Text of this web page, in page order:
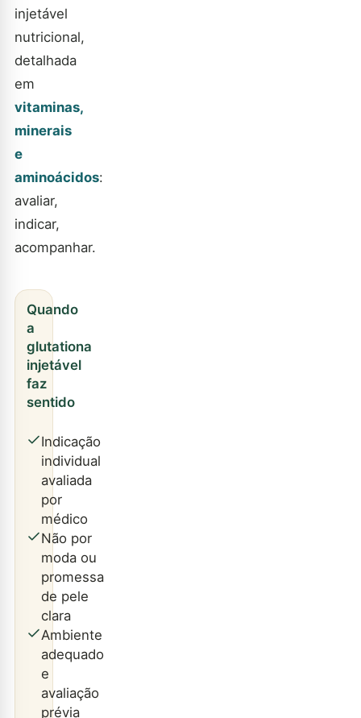
injetável
nutricional,
detalhada
em
vitaminas,
minerais
e
aminoácidos:
avaliar,
indicar,
acompanhar.
Quando
a
glutationa
injetável
faz
sentido
Indicação
individual
avaliada
por
médico
Não por
moda ou
promessa
de pele
clara
Ambiente
adequado
e
avaliação
prévia